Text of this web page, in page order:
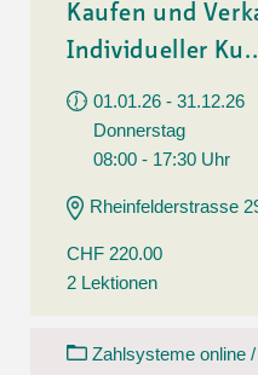
Kaufen und
Individueller
01.01.26 - 31.12.26
Donnerstag
08:00 - 17:30 Uhr
Rheinfelderstrasse
CHF 220.00
2 Lektionen
Zahlsysteme online